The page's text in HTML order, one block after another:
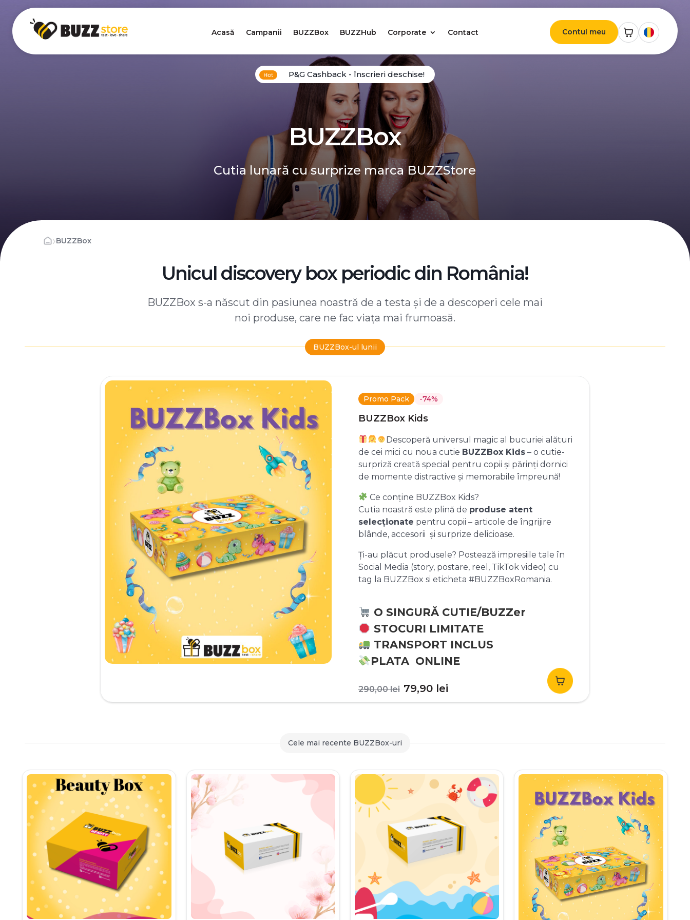
Acasă Campanii BUZZBox BUZZHub Corporate Contact Contul meu
P&G Cashback - înscrieri deschise!
BUZZBox
Cutia lunară cu surprize marca BUZZStore
›BUZZBox
Unicul discovery box periodic din România!
BUZZBox s-a născut din pasiunea noastră de a testa și de a descoperi cele mai
noi produse, care ne fac viața mai frumoasă.
BUZZBox-ul lunii
Promo Pack -74%
BUZZBox Kids
Descoperă universul magic al bucuriei alături
de cei mici cu noua cutie BUZZBox Kids– o cutie-
surpriză creată special pentru copii și părinți dornici
de momente distractive și memorabile împreună!
Ce conține BUZZBox Kids?
Cutia noastră este plină de produse atent
selecționate pentru copii – articole de îngrijire
blânde, accesorii și surprize delicioase.
Ți-au plăcut produsele? Postează impresiile tale în
Social Media (story, postare, reel, TikTok video) cu
tag la BUZZBox si eticheta #BUZZBoxRomania.
O SINGURĂ CUTIE/BUZZer
STOCURI LIMITATE
TRANSPORT INCLUS
PLATA ONLINE
290,00lei Prețul
inițial
79,90 leiPrețul
curent
Cele mai recente BUZZBox-uri